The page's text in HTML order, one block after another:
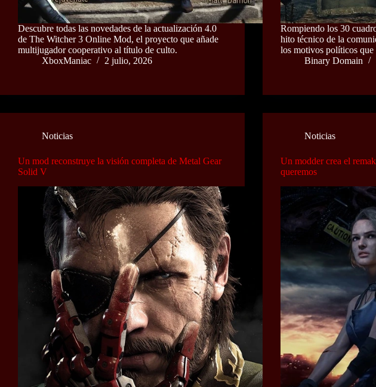
Descubre todas las novedades de la actualización 4.0
de The Witcher 3 Online Mod, el proyecto que añade
multijugador cooperativo al título de culto.
XboxManiac
2 julio, 2026
Rompiendo los 30
hito técnico de la
los motivos políticos
Binary Domain
Noticias
Un mod reconstruye la visión completa de Metal Gear
Solid V
Noticias
Un modder crea el
queremos